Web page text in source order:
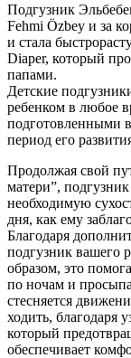
Подгузник
Fehmi Özbey и за
и стала
Diaper, который
папами.
Детские
ребенком в любое
подготовленными
период его
Продолжая свой
матери”,
необходимую
дня, как ему
Благодаря
подгузник вашего
образом, это
по ночам и
стесняется
ходить, благодаря
который
обеспечивает